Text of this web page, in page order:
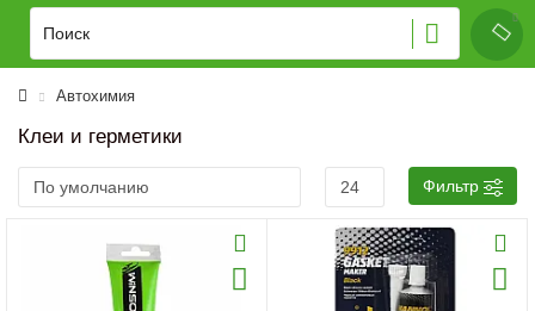
Автохимия
Клеи и герметики
Фильтр